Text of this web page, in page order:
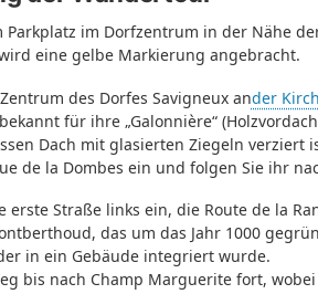
Parkplatz im Dorfzentrum in der Nähe
eine gelbe Markierung angebracht.
des Dorfes Savigneux ander
für ihre „Galonnière“
Dach mit glasierten Ziegeln verziert
de la Dombes ein und folgen Sie ihr
erste Straße links ein, die Route de la
das um das Jahr 1000
in ein Gebäude integriert wurde.
bis nach Champ Marguerite fort,